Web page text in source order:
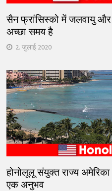
सैन फ्रांसिस्को में जलवायु
अच्छा समय है
2. जुलाई 2020
होनोलूलू संयुक्त राज्य
एक अनुभव